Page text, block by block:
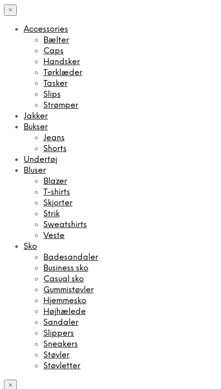
×
Accessories
Bælter
Caps
Handsker
Tørklæder
Tasker
Slips
Strømper
Jakker
Bukser
Jeans
Shorts
Undertøj
Bluser
Blazer
T-shirts
Skjorter
Strik
Sweatshirts
Veste
Sko
Badesandaler
Business sko
Casual sko
Gummistøvler
Hjemmesko
Højhælede
Sandaler
Slippers
Sneakers
Støvler
Støvletter
×